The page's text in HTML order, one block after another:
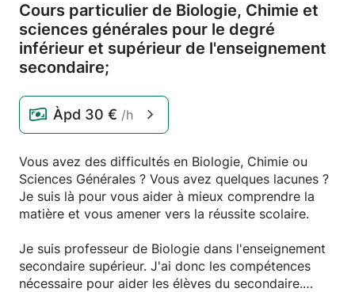
Cours particulier de Biologie, Chimie et
sciences générales pour le degré
inférieur et supérieur de l'enseignement
secondaire;
Àpd 30 € /h
Vous avez des difficultés en Biologie, Chimie ou
Sciences Générales ? Vous avez quelques lacunes ?
Je suis là pour vous aider à mieux comprendre la
matière et vous amener vers la réussite scolaire.
Je suis professeur de Biologie dans l'enseignement
secondaire supérieur. J'ai donc les compétences
nécessaire pour aider les élèves du secondaire.